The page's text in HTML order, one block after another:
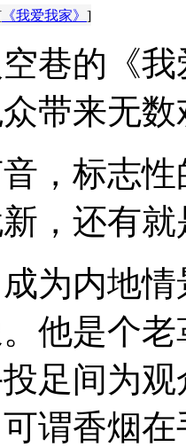
《我爱我家》 ]
巷的《
带来无数
，标志
，还有
成为内地
他是个
足间为
谓香烟